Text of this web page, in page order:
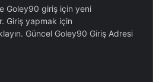
Goley90 giriş için yeni
Giriş yapmak için
Güncel Goley90 Giriş Adresi